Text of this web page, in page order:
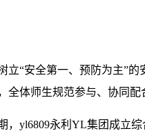
立“安全第一、预防为主”
全体师生规范参与、协同配
，yl6809永利YL集团成立